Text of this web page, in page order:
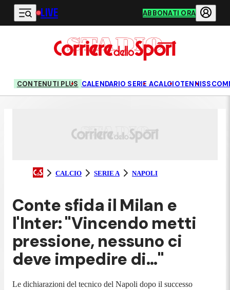
Vai al contenuto principale
LIVE ABBONATI ORA
CONTENUTI PLUS CALENDARIO SERIE ACALCIOTENNIS
CALCIO SERIE A NAPOLI
Conte sfida il Milan e
l'Inter: "Vincendo metti
pressione, nessuno ci
deve impedire di..."
Le dichiarazioni del tecnico del Napoli dopo il successo